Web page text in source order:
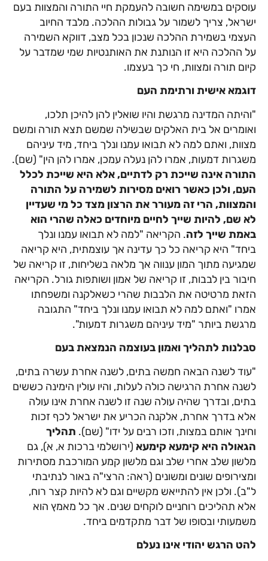
עוסקים במשימה חשובה להעמקת חיי התורה והמצוות בעם
ישראל, צריך לשמור על גבולות ההלכה. מלבד החיוב
העצמי בשמירת ההלכה שנכון בכל מצב, דווקא השמירה
על ההלכה היא זו הנותנת את האותנטיות שמי שמדבר על
קיום תורה ומצוות, חי כך בעצמו.
דוגמא אישית ורתימת העם
"והיתה המדינה מרגשת והיו שואלין להן להיכן תלכו,
ואומרים אל בית האלקים שבשילה שמשם תצא תורה ומשם
מצוות, ואתם למה לא תבואו עמנו ונלך ביחד, מיד עיניהם
משגרות דמעות, אמרו להן נעלה עמכן, אמרו להן הין" (שם).
התורה אינה שייכת רק לדתיים, אלא היא שייכת לכלל
העם, ולכן כאשר רואים מסירות לשמירה על התורה
והמצוות, הרי זה מעורר את הרצון מצד כל מי שעדיין
לא שם, להיות שייך לחיים מיוחדים כאלה שהרי הוא
באמת שייך לזה. הקריאה "למה לא תבואו עמנו ונלך
ביחד" היא קריאה כל כך עדינה אך עוצמתית, היא קריאה
שמגיעה מתוך המון ענווה אך מלאה בשליחות, זו קריאה של
חיבור בין לבבות, זו קריאה של אמון ושותפות גורל. הקריאה
הזאת מרטיטה את הלבבות שהרי כשאלקנה ומשפחתו
אמרו "ואתם למה לא תבואו עמנו ונלך ביחד" התגובה
מרגשת ביותר "מיד עיניהם משגרות דמעות".
סבלנות לתהליך ואמון בעוצמה הנמצאת בעם
"עוד לשנה הבאה חמשה בתים, לשנה אחרת עשרה בתים,
לשנה אחרת הרגישה כולה לעלות, והיו עולין הימינה כששים
בתים, ובדרך שהיה עולה שנה זו לשנה אחרת אינו עולה
אלא בדרך אחרת, אלקנה הכריע את ישראל לכף זכות
וחינך אותם במצות, וזכו רבים על ידו" (שם). תהליך
הגאולה היא קימעא קימעא (ירושלמי ברכות א, א), גם
מלשון שלב אחרי שלב וגם מלשון קמע המורכבת מסתירות
ומצירופים שונים ומשונים (ראה: הרצי"ה באור לנתיבתי
ל"ב). ולכן אין להתייאש מקשיים וגם לא להיות קצר רוח,
אלא תהליכים רוחניים לוקחים שנים. אך כל מאמץ הוא
משמעותי ובסופו של דבר מתקדמים ביחד.
להט הרגש יהודי אינו נעלם